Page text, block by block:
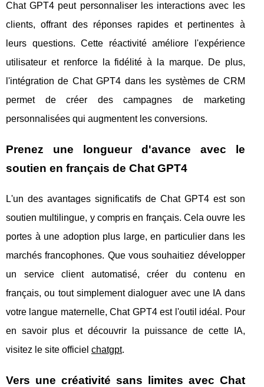
Chat GPT4 peut personnaliser les interactions avec les
clients, offrant des réponses rapides et pertinentes à
leurs questions. Cette réactivité améliore l'expérience
utilisateur et renforce la fidélité à la marque. De plus,
l'intégration de Chat GPT4 dans les systèmes de CRM
permet de créer des campagnes de marketing
personnalisées qui augmentent les conversions.
Prenez une longueur d'avance avec le
soutien en français de Chat GPT4
L'un des avantages significatifs de Chat GPT4 est son
soutien multilingue, y compris en français. Cela ouvre les
portes à une adoption plus large, en particulier dans les
marchés francophones. Que vous souhaitiez développer
un service client automatisé, créer du contenu en
français, ou tout simplement dialoguer avec une IA dans
votre langue maternelle, Chat GPT4 est l'outil idéal. Pour
en savoir plus et découvrir la puissance de cette IA,
visitez le site officiel chatgpt.
Vers une créativité sans limites avec Chat